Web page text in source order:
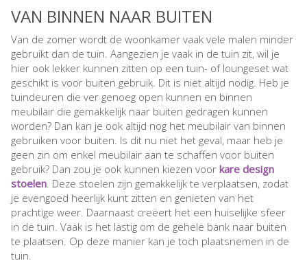
VAN BINNEN NAAR BUITEN
Van de zomer wordt de woonkamer vaak vele malen minder
gebruikt dan de tuin. Aangezien je vaak in de tuin zit, wil je
hier ook lekker kunnen zitten op een tuin- of loungeset wat
geschikt is voor buiten gebruik. Dit is niet altijd nodig. Heb je
tuindeuren die ver genoeg open kunnen en binnen
meubilair die gemakkelijk naar buiten gedragen kunnen
worden? Dan kan je ook altijd nog het meubilair van binnen
gebruiken voor buiten. Is dit nu niet het geval, maar heb je
geen zin om enkel meubilair aan te schaffen voor buiten
gebruik? Dan zou je ook kunnen kiezen voor kare design
stoelen . Deze stoelen zijn gemakkelijk te verplaatsen, zodat
je evengoed heerlijk kunt zitten en genieten van het
prachtige weer. Daarnaast creëert het een huiselijke sfeer
in de tuin. Vaak is het lastig om de gehele bank naar buiten
te plaatsen. Op deze manier kan je toch plaatsnemen in de
tuin.